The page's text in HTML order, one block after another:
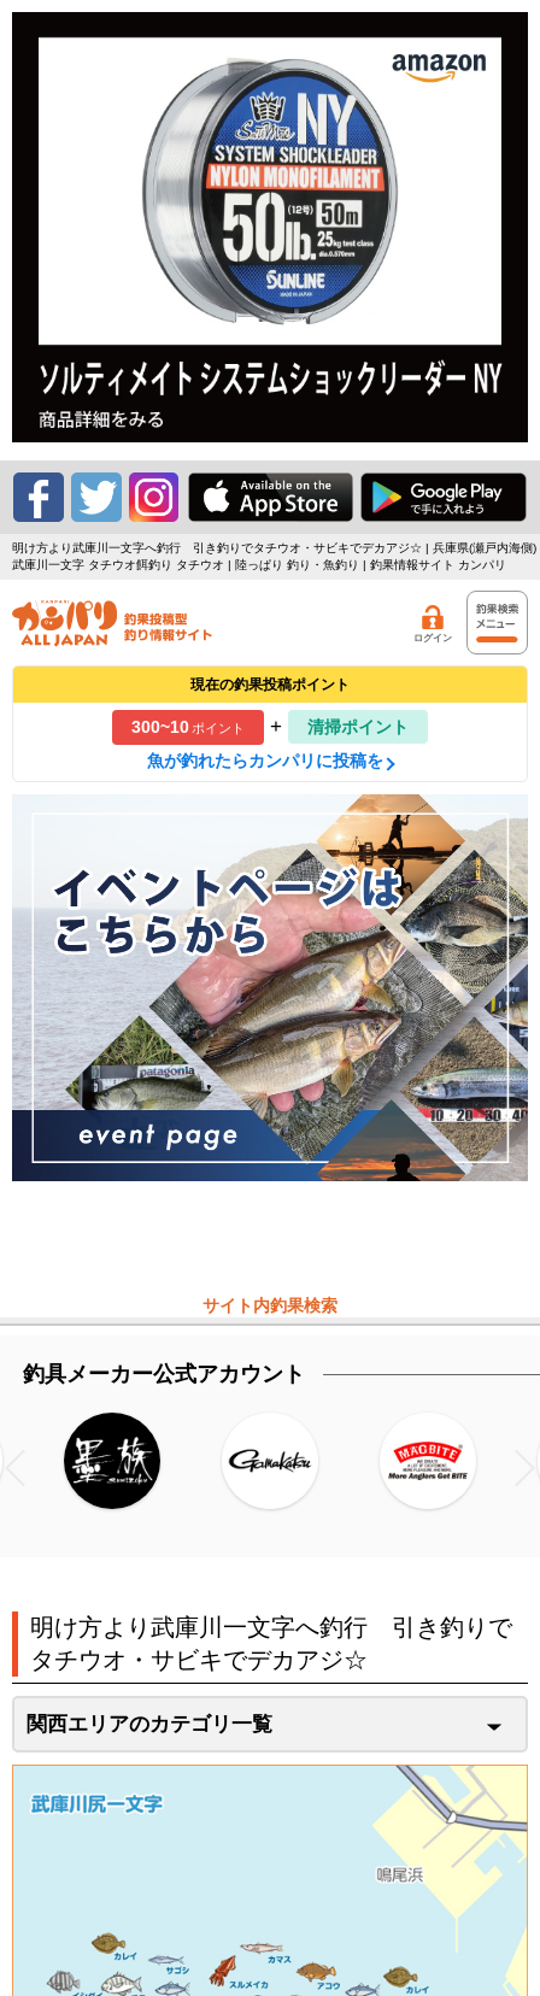
明け方より武庫川一文字へ釣行 引き釣りでタチウオ・サビキでデカアジ☆ | 兵庫県(瀬戸内海側)
武庫川一文字 タチウオ餌釣り タチウオ | 陸っぱり 釣り・魚釣り | 釣果情報サイト カンパリ
ログイン
現在の釣果投稿ポイント
300~10ポイント +
清掃ポイント
魚が釣れたらカンパリに投稿を
サイト内釣果検索
釣具メーカー公式アカウント
明け方より武庫川一文字へ釣行 引き釣りで
タチウオ・サビキでデカアジ☆
関西エリアのカテゴリ一覧